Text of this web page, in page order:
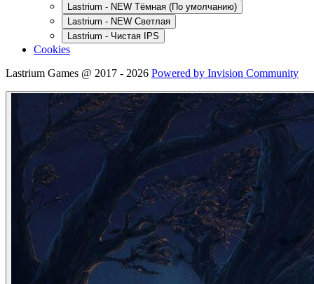
Lastrium - NEW Тёмная (По умолчанию)
Lastrium - NEW Светлая
Lastrium - Чистая IPS
Cookies
Lastrium Games @ 2017 - 2026 Powered by Invision Community